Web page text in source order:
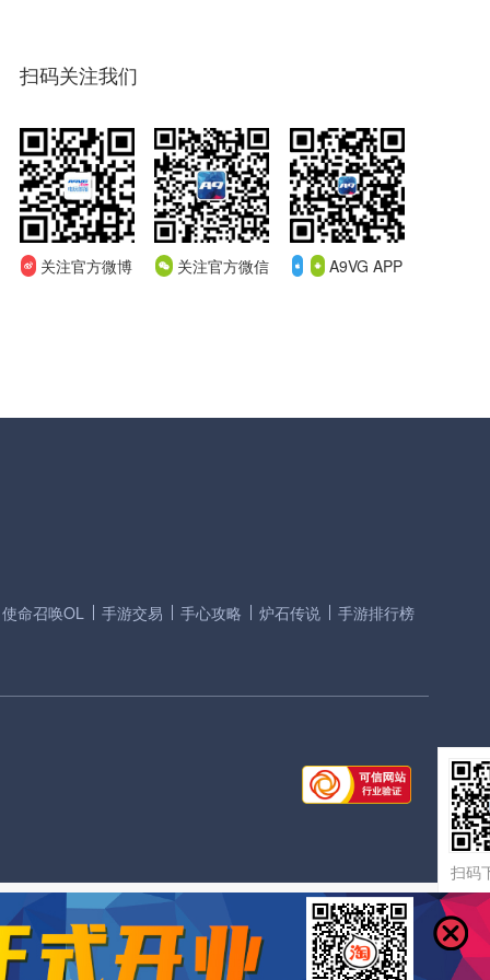
扫码
扫码关注我们
关注官方微博 关注官方微信 A9VG APP
使命召唤OL 手游交易 手心攻略 炉石传说 手游排行榜